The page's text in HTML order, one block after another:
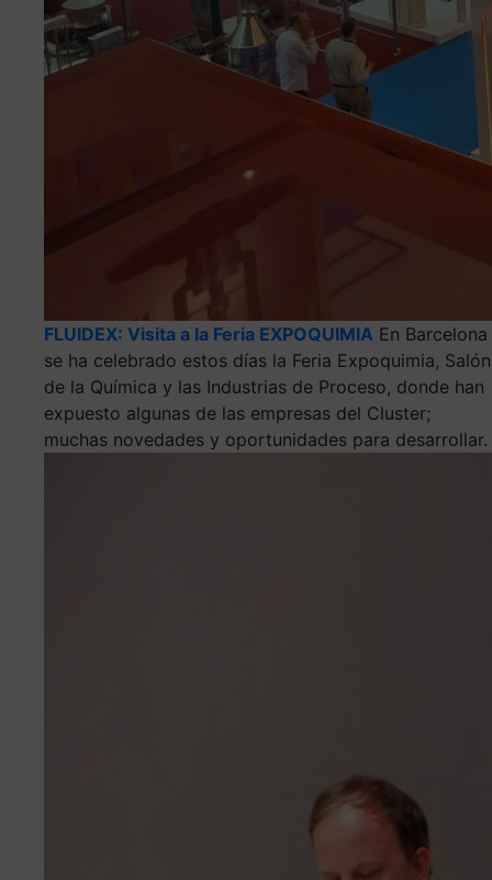
FLUIDEX: Visita a la Feria EXPOQUIMIA En Barcelona
se ha celebrado estos días la Feria Expoquimia, Salón
de la Química y las Industrias de Proceso, donde han
expuesto algunas de las empresas del Cluster;
muchas novedades y oportunidades para desarrollar.